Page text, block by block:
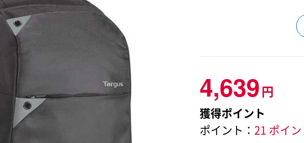
4,639円
獲得ポイント
ポイント： 21 ポイ